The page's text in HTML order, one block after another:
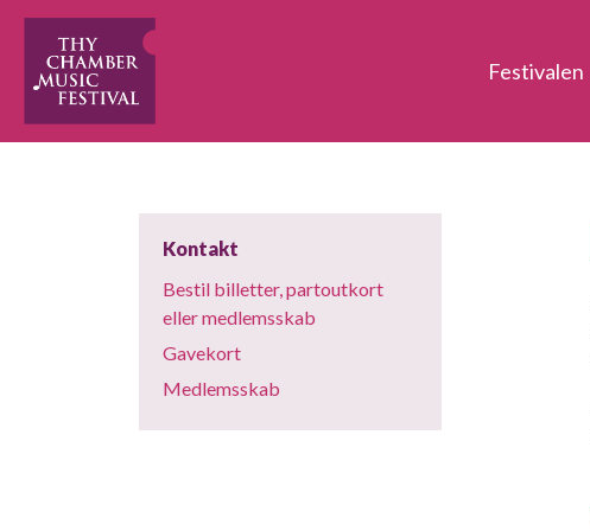
Festivalen
Kontakt
Bestil billetter, partoutkort
eller medlemsskab
Gavekort
Medlemsskab